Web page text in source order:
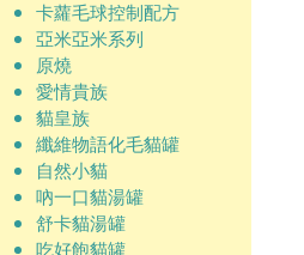
卡蘿毛球控制配方
亞米亞米系列
原燒
愛情貴族
貓皇族
纖維物語化毛貓罐
自然小貓
吶一口貓湯罐
舒卡貓湯罐
吃好飽貓罐